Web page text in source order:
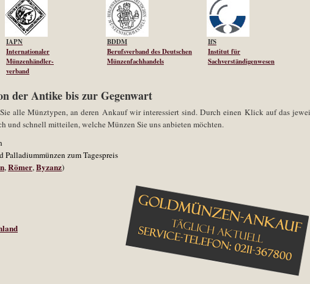
IAPN
Internationaler
Münzenhändler-
verband
BDDM
Berufsverband des Deutschen
Münzenfachhandels
IfS
Institut für
Sachverständigenwesen
der Antike bis zur Gegenwart
alle Münztypen, an deren Ankauf wir interessiert sind. Durch einen Klick auf das
und schnell mitteilen, welche Münzen Sie uns anbieten möchten.
Palladiummünzen zum Tagespreis
,Römer,Byzanz)